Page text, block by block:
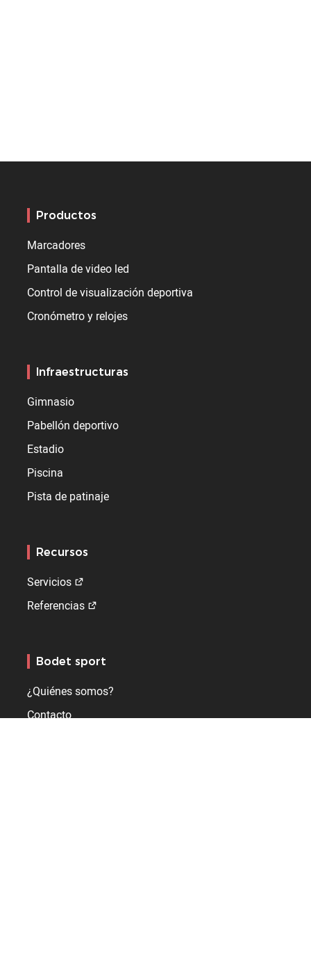
Productos
Marcadores
Pantalla de video led
Control de visualización deportiva
Cronómetro y relojes
Infraestructuras
Gimnasio
Pabellón deportivo
Estadio
Piscina
Pista de patinaje
Recursos
Servicios
Referencias
Bodet sport
¿Quiénes somos?
Contacto